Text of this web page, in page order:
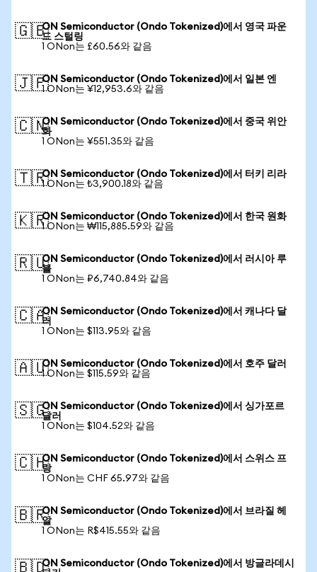
🇬🇧ON Semiconductor (Ondo Tokenized)에서 영국 파운
드 스털링
1 ONon는 £60.56와 같음
🇯🇵ON Semiconductor (Ondo Tokenized)에서 일본 엔
1 ONon는 ¥12,953.6와 같음
🇨🇳ON Semiconductor (Ondo Tokenized)에서 중국 위안
화
1 ONon는 ¥551.35와 같음
🇹🇷ON Semiconductor (Ondo Tokenized)에서 터키 리라
1 ONon는 ₺3,900.18와 같음
🇰🇷ON Semiconductor (Ondo Tokenized)에서 한국 원화
1 ONon는 ₩115,885.59와 같음
🇷🇺ON Semiconductor (Ondo Tokenized)에서 러시아 루
블
1 ONon는 ₽6,740.84와 같음
🇨🇦ON Semiconductor (Ondo Tokenized)에서 캐나다 달
러
1 ONon는 $113.95와 같음
🇦🇺ON Semiconductor (Ondo Tokenized)에서 호주 달러
1 ONon는 $115.59와 같음
🇸🇬ON Semiconductor (Ondo Tokenized)에서 싱가포르
달러
1 ONon는 $104.52와 같음
🇨🇭ON Semiconductor (Ondo Tokenized)에서 스위스 프
랑
1 ONon는 CHF 65.97와 같음
🇧🇷ON Semiconductor (Ondo Tokenized)에서 브라질 헤
알
1 ONon는 R$415.55와 같음
🇧🇩ON Semiconductor (Ondo Tokenized)에서 방글라데시